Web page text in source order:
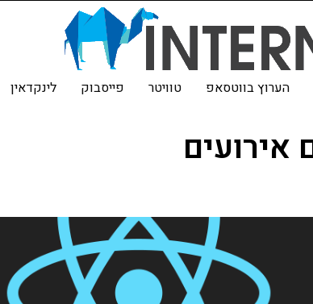
הערוץ בווטסאפ טוויטר פייסבוק לינקדאין
אירועים